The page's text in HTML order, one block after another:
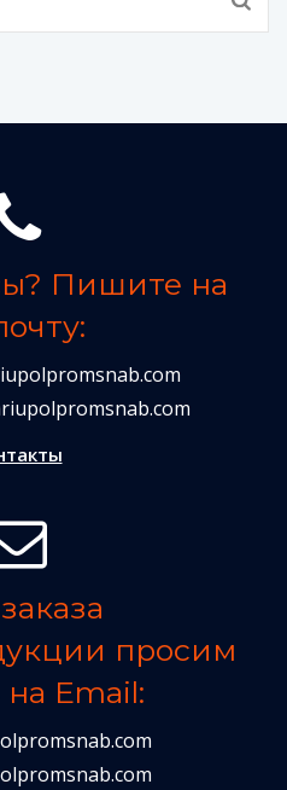
Пишите на
просим
на Email: